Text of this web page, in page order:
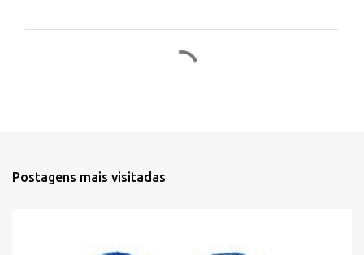
Postagens mais visitadas